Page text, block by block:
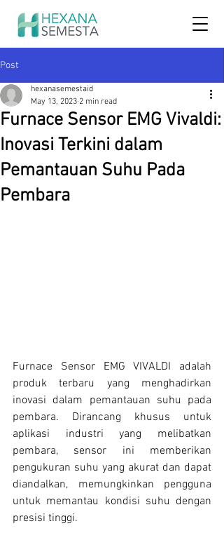
Post
Furnace Sensor EMG Vivaldi:
Inovasi Terkini dalam
Pemantauan Suhu Pada
Pembara
hexanasemestaid
May 13, 2023 2 min read
Furnace Sensor EMG VIVALDI adalah
produk terbaru yang menghadirkan
inovasi dalam pemantauan suhu pada
pembara. Dirancang khusus untuk
aplikasi industri yang melibatkan
pembara, sensor ini memberikan
pengukuran suhu yang akurat dan dapat
diandalkan, memungkinkan pengguna
untuk memantau kondisi suhu dengan
presisi tinggi.